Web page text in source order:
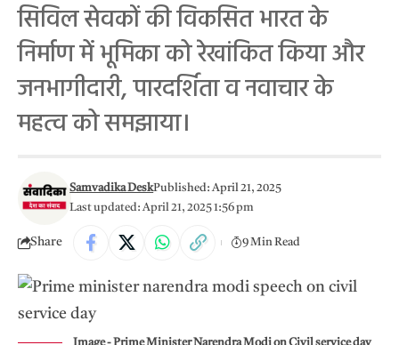
सिविल सेवकों की विकसित भारत के
निर्माण में भूमिका को रेखांकित किया और
जनभागीदारी, पारदर्शिता व नवाचार के
महत्व को समझाया।
Last updated: April 21, 2025 1:56 pm
Samvadika DeskPublished: April 21, 2025
Share 9 Min Read